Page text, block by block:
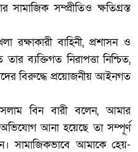
সম্প্রীতিও ক্ষতিগ্রস্ত
রক্ষাকারী বাহিনী, প্রশাসন ও
তার ব্যক্তিগত নিরাপত্তা নিশ্চিত,
বিরুদ্ধে প্রয়োজনীয় আইনগত
বিন বারী বলেন, আমার
আনা হয়েছে তা সম্পূর্ণ
সামাজিকভাবে আমাকে হেয়-